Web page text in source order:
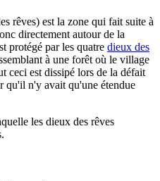
rêves) est la zone qui fait suite à
directement autour de la
protégé par les quatre dieux des
à une forêt où le village
ceci est dissipé lors de la défait
qu'il n'y avait qu'une étendue
les dieux des rêves